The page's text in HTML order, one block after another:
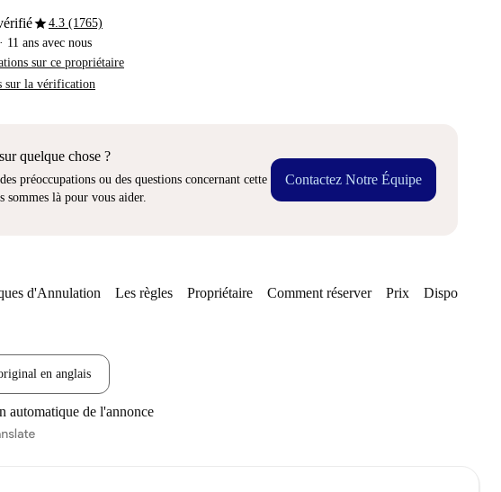
star4.3 (1765)
· 11 ans avec nous
sur ce propriétaire
sur la vérification
quelque chose ?
préoccupations ou des questions concernant cette
sommes là pour vous aider.
Contactez Notre Équipe
d'Annulation Les règles Propriétaire Comment réserver Prix Disponibilités
en anglais
automatique de l'annonce